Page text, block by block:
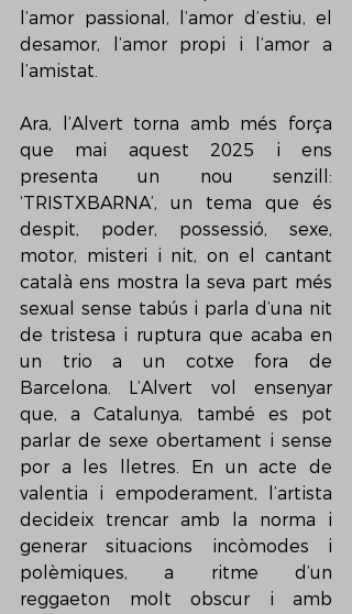
l’amor passional, l’amor d’estiu, el
desamor, l’amor propi i l’amor a
l’amistat.
Ara, l’Alvert torna amb més força
que mai aquest 2025 i ens
presenta un nou senzill:
‘TRISTXBARNA’, un tema que és
despit, poder, possessió, sexe,
motor, misteri i nit, on el cantant
català ens mostra la seva part més
sexual sense tabús i parla d’una nit
de tristesa i ruptura que acaba en
un trio a un cotxe fora de
Barcelona. L’Alvert vol ensenyar
que, a Catalunya, també es pot
parlar de sexe obertament i sense
por a les lletres. En un acte de
valentia i empoderament, l’artista
decideix trencar amb la norma i
generar situacions incòmodes i
polèmiques, a ritme d’un
reggaeton molt obscur i amb